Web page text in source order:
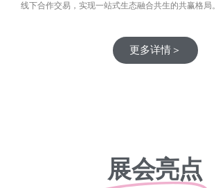
线下合作交易，实现一站式生态融合共生的共赢格局。
更多详情＞
展会亮点